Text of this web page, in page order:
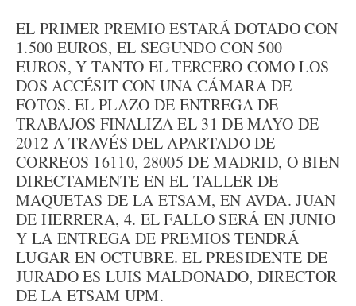
EL PRIMER PREMIO ESTARÁ DOTADO CON
1.500 EUROS, EL SEGUNDO CON 500
EUROS, Y TANTO EL TERCERO COMO LOS
DOS ACCÉSIT CON UNA CÁMARA DE
FOTOS. EL PLAZO DE ENTREGA DE
TRABAJOS FINALIZA EL 31 DE MAYO DE
2012 A TRAVÉS DEL APARTADO DE
CORREOS 16110, 28005 DE MADRID, O BIEN
DIRECTAMENTE EN EL TALLER DE
MAQUETAS DE LA ETSAM, EN AVDA. JUAN
DE HERRERA, 4. EL FALLO SERÁ EN JUNIO
Y LA ENTREGA DE PREMIOS TENDRÁ
LUGAR EN OCTUBRE. EL PRESIDENTE DE
JURADO ES LUIS MALDONADO, DIRECTOR
DE LA ETSAM UPM.